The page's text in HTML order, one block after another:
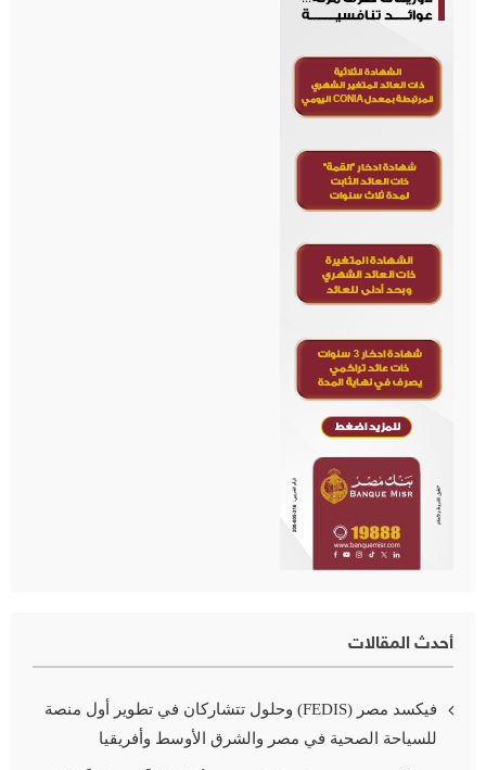
أحدث المقالات
فيكسد مصر (FEDIS) وحلول تتشاركان في تطوير أول منصة
للسياحة الصحية في مصر والشرق الأوسط وأفريقيا